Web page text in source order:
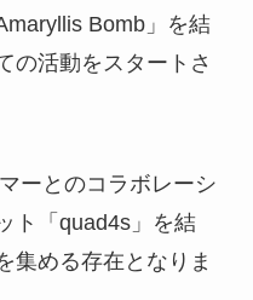
Bomb」を結
の活動をスタートさ
ーとのコラボレーシ
ト「quad4s」を結
集める存在となりま